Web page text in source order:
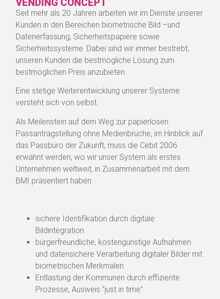
Prüfung und Verarbeitung Biometrischer Daten
für den elektronischen Reisepass (ePass), den
neuen Personalausweis, den Führerschein,
Visa, die Gesundheitskarte und diverse andere
Dokumente mit Biometrischen Daten.
Mehr erfahren
VENDING CONCEPT
Seit mehr als 20 Jahren arbeiten wir im Dienste unserer
Kunden in den Bereichen biometrische Bild –und
Datenerfassung, Sicherheitspapiere sowie
Sicherheitssysteme. Dabei sind wir immer bestrebt,
unseren Kunden die bestmögliche Lösung zum
bestmöglichen Preis anzubieten.
Eine stetige Weiterentwicklung unserer Systeme
versteht sich von selbst.
Als Meilenstein auf dem Weg zur papierlosen
Passantragstellung ohne Medienbrüche, im Hinblick auf
das Passbüro der Zukunft, muss die Cebit 2006
erwähnt werden, wo wir unser System als erstes
Unternehmen weltweit, in Zusammenarbeit mit dem
BMI präsentiert haben.
sichere Identifikation durch digitale
Bildintegration
bürgerfreundliche, kostengünstige Aufnahmen
und datensichere Verarbeitung digitaler Bilder mit
biometrischen Merkmalen
Entlastung der Kommunen durch effiziente
Prozesse, Ausweis “just in time”